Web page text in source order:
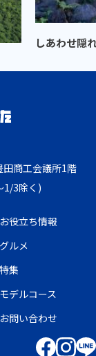
しあわせ隠
商工会議所1階
1/3除く)
お役立ち情報
グルメ
特集
モデルコース
お問い合わせ